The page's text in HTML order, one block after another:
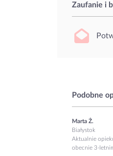
Zaufanie i
Podobne
Marta Ż.
Białystok
Aktualnie
obecnie 3-